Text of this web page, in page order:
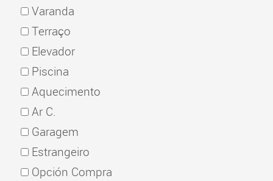
Varanda
Terraço
Elevador
Piscina
Aquecimento
Ar C.
Garagem
Estrangeiro
Opción Compra